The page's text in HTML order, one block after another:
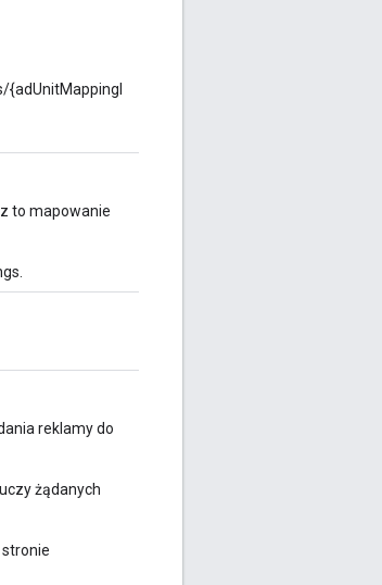
to mapowanie
reklamy do
żądanych